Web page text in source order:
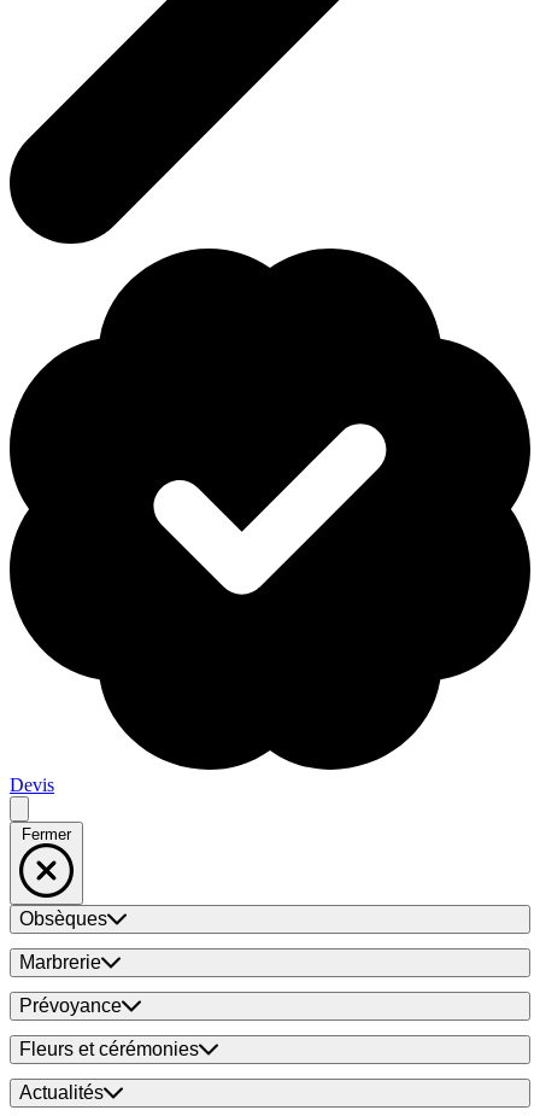
Devis
Fermer
Obsèques
Marbrerie
Prévoyance
Fleurs et cérémonies
Actualités